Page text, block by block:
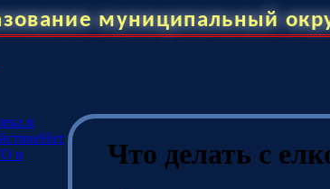
муниципальный
и
Нет
и
Что делать с